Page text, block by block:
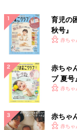
敏感肌にも使え
育児の
秋号』
いっぱ
赤ちゃ
赤ちゃ
ブ 夏号
く！ お
赤ちゃ
赤ちゃ
赤ちゃ